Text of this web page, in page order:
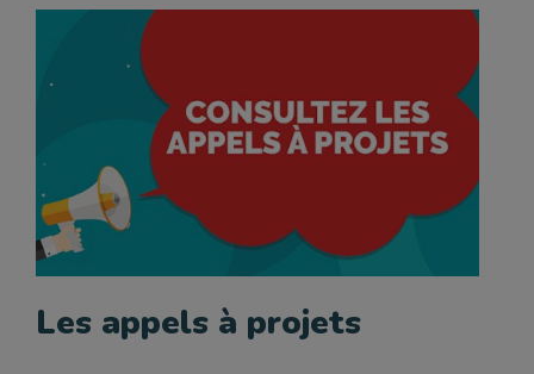
Les appels à projets